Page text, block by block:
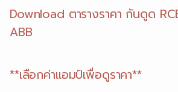
Download ตารางราคา กันดูด
ABB
**เลือกค่าแอมป์เพื่อดูราคา**